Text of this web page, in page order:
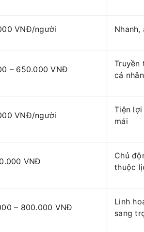
VNĐ/người
– 650.000 VNĐ
Truyền
cá
VNĐ/người
Tiện
mái
VNĐ
Chủ
thuộc
– 800.000 VNĐ
Linh
sang